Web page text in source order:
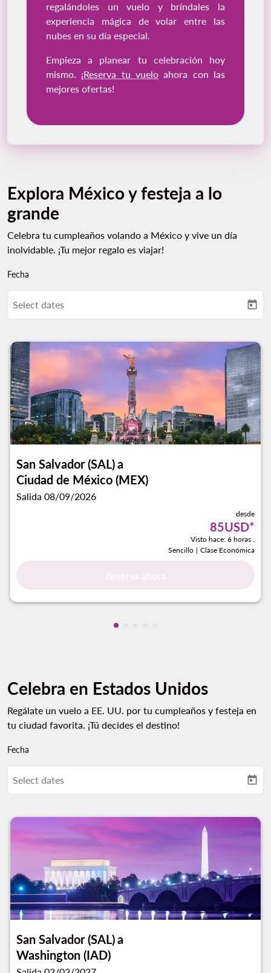
regalándoles un vuelo y bríndales la
experiencia mágica de volar entre las
nubes en su día especial.
Empieza a planear tu celebración hoy
mismo. ¡Reserva tu vuelo ahora con las
mejores ofertas!
Explora México y festeja a lo
grande
Celebra tu cumpleaños volando a México y vive un día
inolvidable. ¡Tu mejor regalo es viajar!
Fecha
Select dates today
San Salvador (SAL)a
Ciudad de México (MEX)
Salida 08/09/2026
desde
85USD*
Visto hace: 6 horas .
Sencillo | Clase Económica
Mostrando cmp-pagination-
Celebra en Estados Unidos
Regálate un vuelo a EE. UU. por tu cumpleaños y festeja en
tu ciudad favorita. ¡Tú decides el destino!
Fecha
Select dates today
San Salvador (SAL)a
Washington (IAD)